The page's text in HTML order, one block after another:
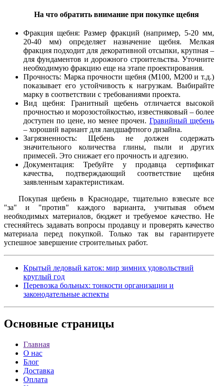
На что обратить внимание при покупке щебня
Фракция щебня: Размер фракций (например, 5-20 мм,
20-40 мм) определяет назначение щебня. Мелкая
фракция подходит для декоративной отсыпки, крупная –
для фундаментов и дорожного строительства. Уточните
необходимую фракцию еще на этапе проектирования.
Прочность: Марка прочности щебня (М100, М200 и т.д.)
показывает его устойчивость к нагрузкам. Выбирайте
марку в соответствии с требованиями проекта.
Вид щебня: Гранитный щебень отличается высокой
прочностью и морозостойкостью, известняковый – более
доступен по цене, но менее прочен. Гравийный щебень
– хороший вариант для ландшафтного дизайна.
Загрязненность: Щебень не должен содержать
значительного количества глины, пыли и других
примесей. Это снижает его прочность и адгезию.
Документация: Требуйте у продавца сертификат
качества, подтверждающий соответствие щебня
заявленным характеристикам.
Покупая щебень в Краснодаре, тщательно взвесьте все
"за" и "против" каждого варианта, учитывая объем
необходимых материалов, бюджет и требуемое качество. Не
стесняйтесь задавать вопросы продавцу и проверять качество
материала перед покупкой. Только так вы гарантируете
успешное завершение строительных работ.
Крытый ледовый каток: мир зимних удовольствий
круглый год
Перевозка больных: тонкости организации и
законодательные аспекты
Основные страницы
Главная
О нас
Блог
Доставка
Оплата